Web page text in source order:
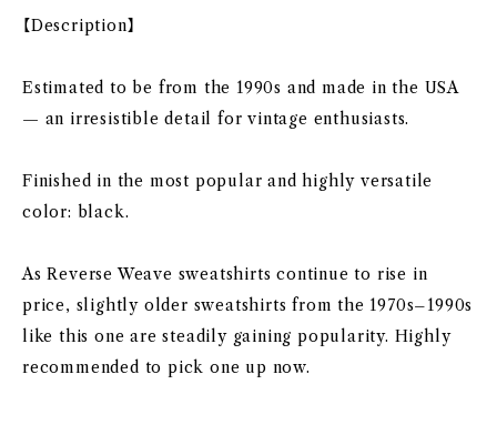
【Description】
Estimated to be from the 1990s and made in the USA
— an irresistible detail for vintage enthusiasts.
Finished in the most popular and highly versatile
color: black.
As Reverse Weave sweatshirts continue to rise in
price, slightly older sweatshirts from the 1970s–1990s
like this one are steadily gaining popularity. Highly
recommended to pick one up now.